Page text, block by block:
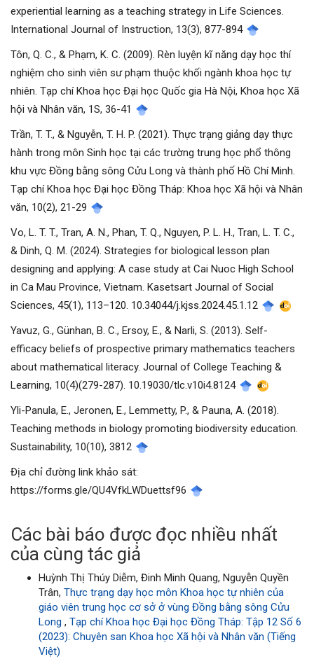
experiential learning as a teaching strategy in Life Sciences.
International Journal of Instruction, 13(3), 877-894
Tôn, Q. C., & Phạm, K. C. (2009). Rèn luyện kĩ năng dạy học thí
nghiệm cho sinh viên sư phạm thuộc khối ngành khoa học tự
nhiên. Tạp chí Khoa học Đại học Quốc gia Hà Nội, Khoa học Xã
hội và Nhân văn, 1S, 36-41
Trần, T. T., & Nguyễn, T. H. P. (2021). Thực trạng giảng dạy thực
hành trong môn Sinh học tại các trường trung học phổ thông
khu vực Đồng bằng sông Cửu Long và thành phố Hồ Chí Minh.
Tạp chí Khoa học Đại học Đồng Tháp: Khoa học Xã hội và Nhân
văn, 10(2), 21-29
Vo, L. T. T., Tran, A. N., Phan, T. Q., Nguyen, P. L. H., Tran, L. T. C.,
& Dinh, Q. M. (2024). Strategies for biological lesson plan
designing and applying: A case study at Cai Nuoc High School
in Ca Mau Province, Vietnam. Kasetsart Journal of Social
Sciences, 45(1), 113–120. 10.34044/j.kjss.2024.45.1.12
Yavuz, G., Günhan, B. C., Ersoy, E., & Narli, S. (2013). Self-
efficacy beliefs of prospective primary mathematics teachers
about mathematical literacy. Journal of College Teaching &
Learning, 10(4)(279-287). 10.19030/tlc.v10i4.8124
Yli-Panula, E., Jeronen, E., Lemmetty, P., & Pauna, A. (2018).
Teaching methods in biology promoting biodiversity education.
Sustainability, 10(10), 3812
Địa chỉ đường link khảo sát:
https://forms.gle/QU4VfkLWDuettsf96
Các bài báo được đọc nhiều nhất
của cùng tác giả
Huỳnh Thị Thúy Diễm, Đinh Minh Quang, Nguyễn Quyền
Trân, Thực trạng dạy học môn Khoa học tự nhiên của
giáo viên trung học cơ sở ở vùng Đồng bằng sông Cửu
Long , Tạp chí Khoa học Đại học Đồng Tháp: Tập 12 Số 6
(2023): Chuyên san Khoa học Xã hội và Nhân văn (Tiếng
Việt)